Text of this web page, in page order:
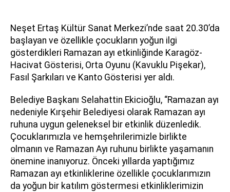
Neşet Ertaş Kültür Sanat Merkezi’nde saat 20.30’da
başlayan ve özellikle çocukların yoğun ilgi
gösterdikleri Ramazan ayı etkinliğinde Karagöz-
Hacivat Gösterisi, Orta Oyunu (Kavuklu Pişekar),
Fasıl Şarkıları ve Kanto Gösterisi yer aldı.
Belediye Başkanı Selahattin Ekicioğlu, “Ramazan ayı
nedeniyle Kırşehir Belediyesi olarak Ramazan ayı
ruhuna uygun geleneksel bir etkinlik düzenledik.
Çocuklarımızla ve hemşehrilerimizle birlikte
olmanın ve Ramazan Ayı ruhunu birlikte yaşamanın
önemine inanıyoruz. Önceki yıllarda yaptığımız
Ramazan ayı etkinliklerine özellikle çocuklarımızın
da yoğun bir katılım göstermesi etkinliklerimizin